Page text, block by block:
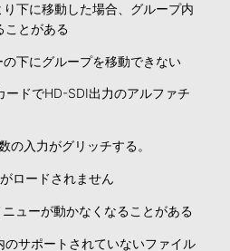
下に移動した場合、グループ内
ことがある
下にグループを移動できない
ドでHD-SDI出力のアルファチ
の入力がグリッチする。
ロードされません
ューが動かなくなることがある
サポートされていないファイル